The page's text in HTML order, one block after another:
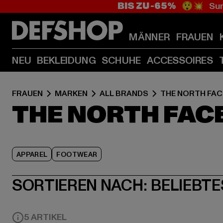
BIS ZU -65% 😲💥
MÄNNER FRAUEN
NEU BEKLEIDUNG SCHUHE ACCESSOIRES
FRAUEN MARKEN ALL BRANDS THE NORTH
THE NORTH
APPAREL FOOTWEAR
SORTIEREN NACH:
5 ARTIKEL